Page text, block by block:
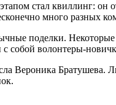
стал квиллинг: он
много разных
поделки.
собой волонтеры-
Вероника Братушева.